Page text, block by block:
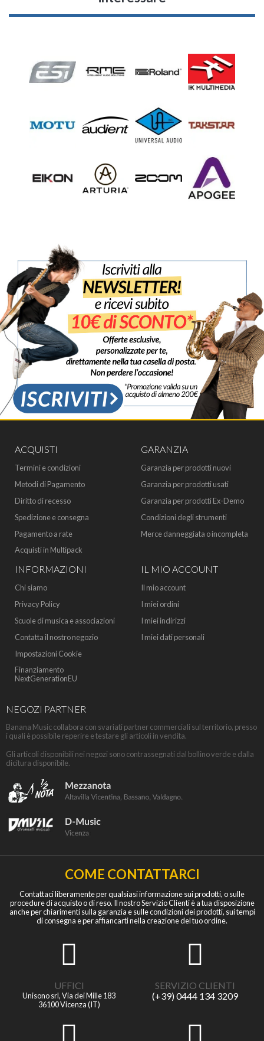
ACQUISTI
Termini e condizioni
Metodi di Pagamento
Diritto di recesso
Spedizione e consegna
Pagamento a rate
Acquisti in Multipack
GARANZIA
Garanzia per prodotti nuovi
Garanzia per prodotti usati
Garanzia per prodotti Ex-Demo
Condizioni degli strumenti
Merce danneggiata o incompleta
INFORMAZIONI
Chi siamo
Privacy Policy
Scuole di musica e associazioni
Contatta il nostro negozio
Impostazioni Cookie
Finanziamento
NextGenerationEU
IL MIO ACCOUNT
Il mio account
I miei ordini
I miei indirizzi
I miei dati personali
NEGOZI PARTNER
Banana Music collabora con svariati partner commerciali sul territorio, presso
i quali è possibile reperire e testare gli articoli in vendita.
Gli articoli disponibili nei negozi sono contrassegnati dal bollino verde e dalla
dicitura disponibile.
COME CONTATTARCI
Contattaci liberamente per qualsiasi informazione sui prodotti, o sulle
procedure di acquisto o di reso. Il nostro Servizio Clienti è a tua disposizione
anche per chiarimenti sulla garanzia e sulle condizioni dei prodotti, sui tempi
di consegna e per affiancarti nella creazione del tuo ordine.
UFFICI
Unisono srl, Via dei Mille 183
36100 Vicenza (IT)
SERVIZIO CLIENTI
(+39) 0444 134 3209